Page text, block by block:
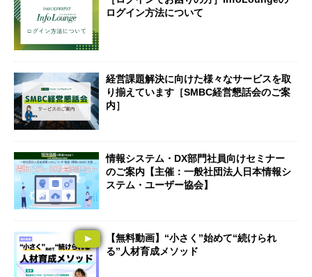
ログイン方法について
経営課題解決に向けた様々なサービスを取
り揃えています［SMBC経営懇話会のご案
内］
情報システム・DX部門社員向けセミナー
のご案内【主催：一般社団法人日本情報シ
ステム・ユーザー協会】
【無料動画】“小さく”始めて“続けられ
る”人材育成メソッド